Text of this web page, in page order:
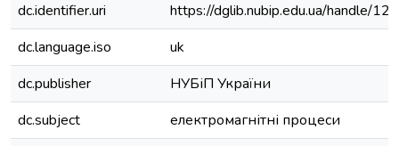
dc.identifier.uri
https://dglib.nubip.edu.ua/handle/
dc.language.iso
uk
dc.publisher
НУБіП України
dc.subject
електромагнітні процеси